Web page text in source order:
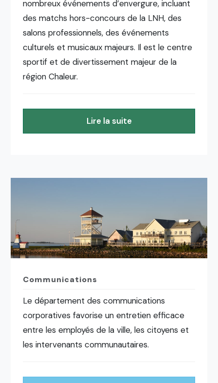
nombreux événements d’envergure, incluant
des matchs hors-concours de la LNH, des
salons professionnels, des événements
culturels et musicaux majeurs. Il est le centre
sportif et de divertissement majeur de la
région Chaleur.
Lire la suite
Communications
Le département des communications
corporatives favorise un entretien efficace
entre les employés de la ville, les citoyens et
les intervenants communautaires.